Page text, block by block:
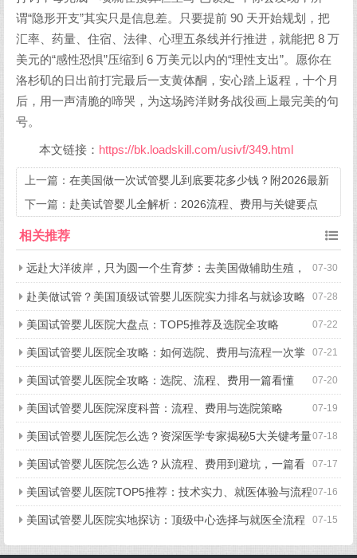
谓“隐形开支”其实只是信息差。只要提前 90 天开始规划，把
汇率、药量、住宿、法律、心理五条线并行推进，就能把 8 万
美元的“感性恐惧”压缩到 6 万美元以内的“理性支出”。愿你在
洛杉矶的日出前打完最后一支黄体酮，安心踏上返程，十个月
后，用一声清脆的啼哭，为这场跨洋财务战役画上最完美的句
号。
本文链接： https://bk.loadskill.com/usivf/349.html
上一篇： 在美国做一次试管婴儿到底要花多少钱？附2026最新
费用明细
下一篇： 赴美试管婴儿全解析：2026流程、费用与关键要点
相关推荐
07-30
远赴大洋彼岸，只为圆一个生育梦：去美国做辅助生殖，
究竟好在哪？ 07-28
赴美做试管？美国顶级试管婴儿医院实力排名与就诊攻略
07-22
美国试管婴儿医院大盘点：TOP5推荐及选院全攻略
07-21
美国试管婴儿医院全攻略：如何选院、费用与流程一次掌
握 07-20
美国试管婴儿医院全攻略：选院、流程、费用一篇看懂
07-19
美国试管婴儿医院深度科普：流程、费用与选院策略
07-18
美国试管婴儿医院怎么选？资深医学专家揭秘5大关键考量
07-17
美国试管婴儿医院怎么选？从流程、费用到避坑，一篇看
懂所有关键点 07-16
美国试管婴儿医院TOP5推荐：技术实力、就医体验与流程
细节全揭秘 07-15
美国试管婴儿医院实地探访：顶级中心选择与就医全流程
揭秘